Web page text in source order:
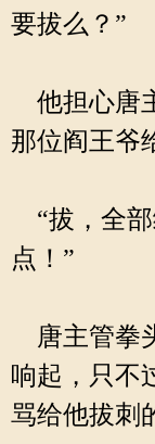
要拔么？”
他担心唐
那位阎王爷
“拔，全部
点！”
唐主管拳
响起，只不
骂给他拔刺